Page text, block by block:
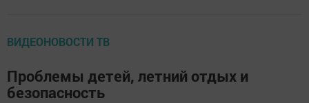
ВИДЕОНОВОСТИ ТВ
Проблемы детей, летний отдых и
безопасность